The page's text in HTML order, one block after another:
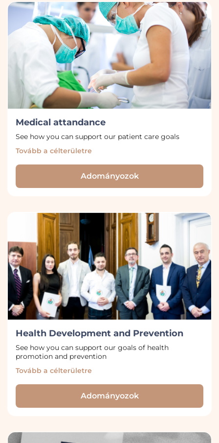
Medical attandance
See how you can support our patient care goals
Tovább a célterületre
Adományozok
Health Development and Prevention
See how you can support our goals of health
promotion and prevention
Tovább a célterületre
Adományozok